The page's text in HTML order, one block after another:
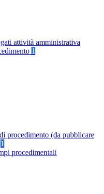
attività amministrativa
1
procedimento (da pubblicare
1
procedimentali